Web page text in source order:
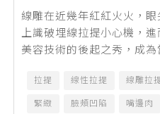
線雕在近幾年紅紅火火，
上識破埋線拉提小心機，
美容技術的後起之秀，成
拉提 線性拉提 線雕拉
緊緻 臉頰凹陷 嘴邊肉